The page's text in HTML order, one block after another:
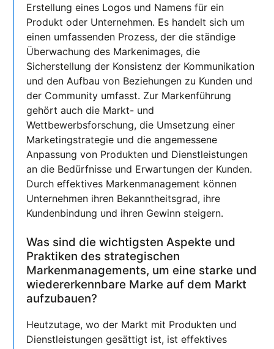
Erstellung eines Logos und Namens für ein
Produkt oder Unternehmen. Es handelt sich um
einen umfassenden Prozess, der die ständige
Überwachung des Markenimages, die
Sicherstellung der Konsistenz der Kommunikation
und den Aufbau von Beziehungen zu Kunden und
der Community umfasst. Zur Markenführung
gehört auch die Markt- und
Wettbewerbsforschung, die Umsetzung einer
Marketingstrategie und die angemessene
Anpassung von Produkten und Dienstleistungen
an die Bedürfnisse und Erwartungen der Kunden.
Durch effektives Markenmanagement können
Unternehmen ihren Bekanntheitsgrad, ihre
Kundenbindung und ihren Gewinn steigern.
Was sind die wichtigsten Aspekte und
Praktiken des strategischen
Markenmanagements, um eine starke und
wiedererkennbare Marke auf dem Markt
aufzubauen?
Heutzutage, wo der Markt mit Produkten und
Dienstleistungen gesättigt ist, ist effektives